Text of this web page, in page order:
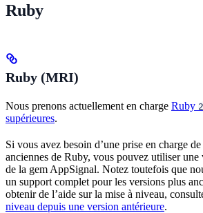
Ruby
Ruby (MRI)
Nous prenons actuellement en charge Ruby
supérieures.
Si vous avez besoin d’une prise en charge
anciennes de Ruby, vous pouvez utiliser une
de la gem AppSignal. Notez toutefois que
un support complet pour les versions plus
obtenir de l’aide sur la mise à niveau,
niveau depuis une version antérieure.